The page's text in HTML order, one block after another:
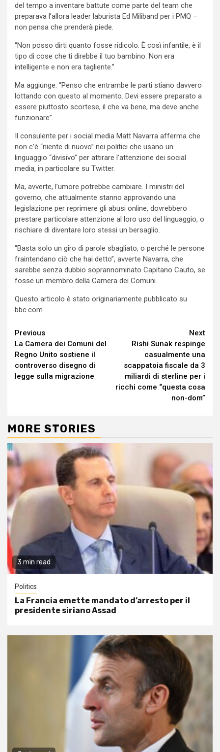
del tempo a inventare battute come parte del team che
preparava l’allora leader laburista Ed Miliband per i PMQ –
non pensa che prenderà piede.
“Non posso dirti quanto fosse ridicolo. È così infantile, è il
tipo di cose che ti direbbe il tuo bambino. Non era
intelligente e non era tagliente.”
Ma aggiunge: “Penso che entrambe le parti stiano davvero
lottando con questo al momento. Devi essere preparato a
essere piuttosto scortese, il che va bene, ma deve anche
funzionare”.
Il consulente per i social media Matt Navarra afferma che
non c’è “niente di nuovo” nei politici che usano un
linguaggio “divisivo” per attirare l’attenzione dei social
media, in particolare su Twitter.
Ma, avverte, l’umore potrebbe cambiare. I ministri del
governo, che attualmente stanno approvando una
legislazione per reprimere gli abusi online, dovrebbero
prestare particolare attenzione al loro uso del linguaggio, o
rischiare di diventare loro stessi un bersaglio.
“Basta solo un giro di parole sbagliato, o perché le persone
fraintendano ciò che hai detto”, avverte Navarra, che
sarebbe senza dubbio soprannominato Capitano Cauto, se
fosse un membro della Camera dei Comuni.
Questo articolo è stato originariamente pubblicato su
bbc.com
Continue
Reading
Previous
La Camera dei Comuni del
Regno Unito sostiene il
controverso disegno di
legge sulla migrazione
Next
Rishi Sunak respinge
casualmente una
scappatoia fiscale da 3
miliardi di sterline per i
ricchi come “questa cosa
non-dom”
MORE STORIES
3 min read
Politics
La Francia emette mandato d’arresto per il
presidente siriano Assad